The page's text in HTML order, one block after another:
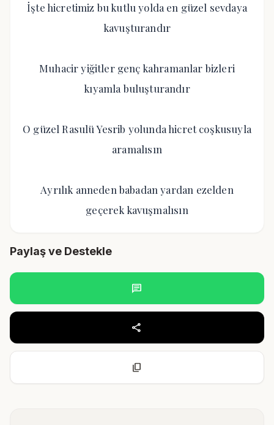
İşte hicretimiz bu kutlu yolda en güzel sevdaya
kavuşturandır
Muhacir yiğitler genç kahramanlar bizleri
kıyamla buluşturandır
O güzel Rasulü Yesrib yolunda hicret coşkusuyla
aramalısın
Ayrılık anneden babadan yardan ezelden
geçerek kavuşmalısın
Paylaş ve Destekle
chat
share
content_copy